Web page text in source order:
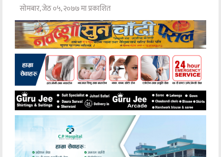
सोमबार, जेठ ०५, २०७७ मा प्रकाशित